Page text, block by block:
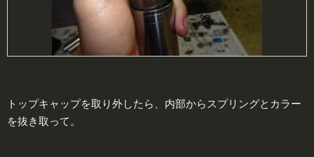
トップキャップを取り外したら、内部からスプリングとカラー
を抜き取って。